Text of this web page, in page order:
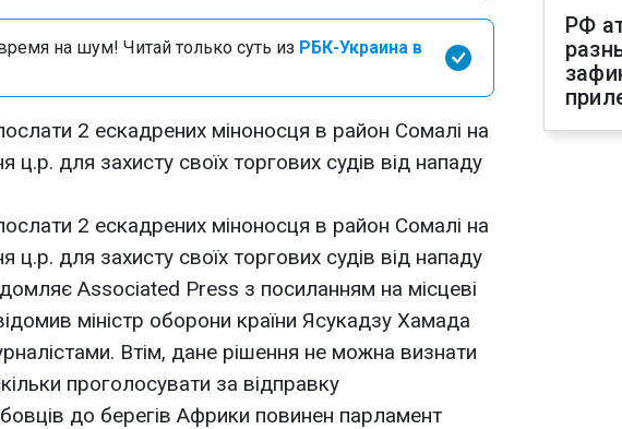
на шум! Читай только суть из РБК-Украина в
2 ескадрених міноносця в район Сомалі на
ц.р. для захисту своїх торгових судів від нападу
2 ескадрених міноносця в район Сомалі на
ц.р. для захисту своїх торгових судів від нападу
Associated Рress з посиланням на місцеві
міністр оборони країни Ясукадзу Хамада
Втім, дане рішення не можна визнати
проголосувати за відправку
до берегів Африки повинен парламент
РФ